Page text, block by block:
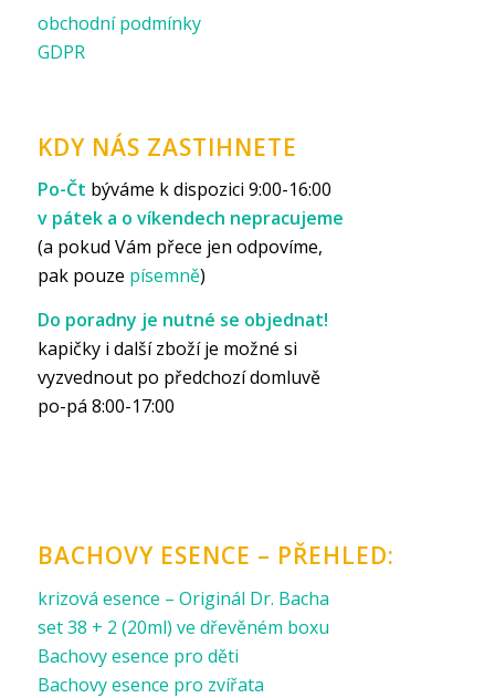
obchodní podmínky
GDPR
KDY NÁS ZASTIHNETE
Po-Čt býváme k dispozici 9:00-16:00
v pátek a o víkendech nepracujeme
(a pokud Vám přece jen odpovíme,
pak pouze písemně)
Do poradny je nutné se objednat!
kapičky i další zboží je možné si
vyzvednout po předchozí domluvě
po-pá 8:00-17:00
BACHOVY ESENCE – PŘEHLED:
krizová esence – Originál Dr. Bacha
set 38 + 2 (20ml) ve dřevěném boxu
Bachovy esence pro děti
Bachovy esence pro zvířata